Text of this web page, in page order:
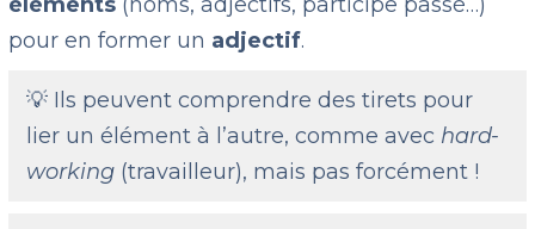
pour en former un adjectif.
💡 Ils peuvent comprendre des tirets pour
lier un élément à l’autre, comme avec hard-
working (travailleur), mais pas forcément !